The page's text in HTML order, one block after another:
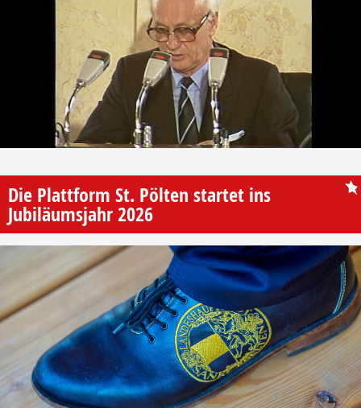
Die Plattform St. Pölten startet ins
Jubiläumsjahr 2026